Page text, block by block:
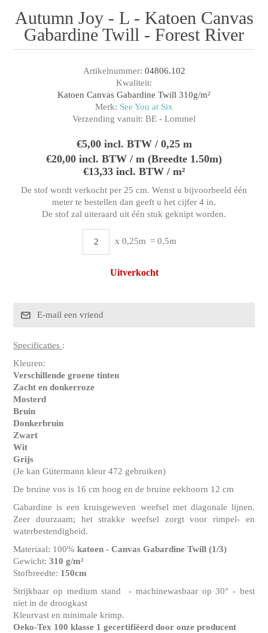
Autumn Joy - L - Katoen Canvas
Gabardine Twill - Forest River
Artikelnummer: 04806.102
Kwaliteit:
Katoen Canvas Gabardine Twill 310g/m²
Merk: See You at Six
Verzending vanuit: BE - Lommel
€5,00 incl. BTW / 0,25 m
€20,00 incl. BTW / m (Breedte 1.50m)
€13,33 incl. BTW / m²
De stof wordt verkocht per 25 cm. Wenst u bijvoorbeeld één
meter te bestellen dan geeft u het cijfer 4 in.
De stof zal uiteraard uit één stuk geknipt worden.
x 0,25m = 0,5m
Uitverkocht
Specificaties :
Kleuren:
Verschillende groene tinten
Zacht en donkerroze
Mosterd
Bruin
Donkerbruin
Zwart
Wit
Grijs
(Je kan Gütermann kleur 472 gebruiken)
De bruine vos is 16 cm hoog en de bruine eekhoorn 12 cm
Gabardine is een kruisgeweven weefsel met diagonale lijnen.
Zeer duurzaam; het strakke weefsel zorgt voor rimpel- en
waterbestendigheid.
Materiaal: 100%katoen - Canvas Gabardine Twill (1/3)
Gewicht:310 g/m²
Stofbreedte: 150cm
Strijkbaar op medium stand - machinewasbaar op 30° - best
niet in de droogkast
Kleurvast en minimale krimp.
Oeko-Tex 100 klasse 1gecertifiëerd door onze producent